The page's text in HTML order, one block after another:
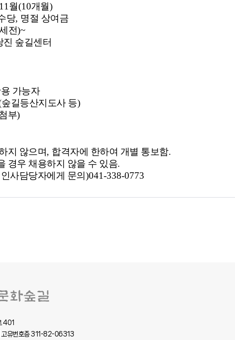
월(10개월)
당, 명절 상여금
전)~
진 숲길센터
가능자
숲길등산지도사 등)
부)
지 않으며, 합격자에 한하여 개별 통보함.
경우 채용하지 않을 수 있음.
사담당자에게 문의 )041-338-0773
401
유번호증 311-82-06313